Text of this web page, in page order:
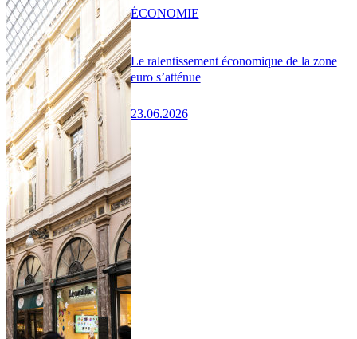
Le ralentissement économique de la zone
euro s’atténue
23.06.2026
ÉCONOMIE